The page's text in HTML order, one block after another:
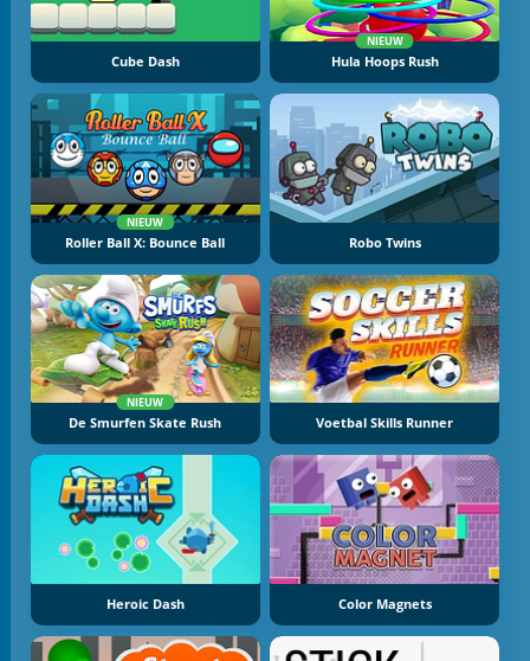
Cube Dash
NIEUW
Hula Hoops Rush
NIEUW
Roller Ball X: Bounce Ball Robo Twins
NIEUW
De Smurfen Skate Rush Voetbal Skills Runner
Heroic Dash Color Magnets